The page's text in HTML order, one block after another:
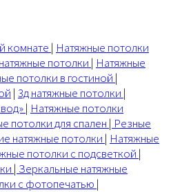
комнате | Натяжные потолки
потолки | Натяжные
потолки в гостиной |
| 3д натяжные потолки |
| Натяжные потолки
потолки для спален | Резные
натяжные потолки | Натяжные
потолки с подсветкой |
| Зеркальные натяжные
с фотопечатью |